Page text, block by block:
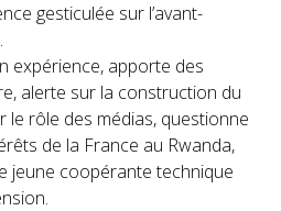
gesticulée sur l’avant-
expérience, apporte des
alerte sur la construction du
le rôle des médias, questionne
de la France au Rwanda,
jeune coopérante technique